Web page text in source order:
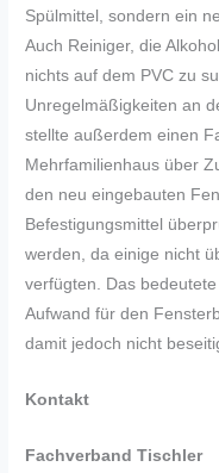
Spülmittel, sondern ein
Auch Reiniger, die
nichts auf dem PVC zu
Unregelmäßigkeiten an
stellte außerdem einen
Mehrfamilienhaus über
den neu eingebauten
Befestigungsmittel
werden, da einige nicht
verfügten. Das
Aufwand für den
damit jedoch nicht
Kontakt
Fachverband Tischler